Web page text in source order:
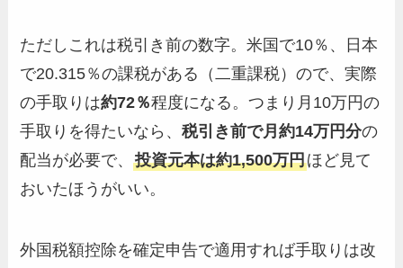
ただしこれは税引き前の数字。米国で10％、日本
で20.315％の課税がある（二重課税）ので、実際
の手取りは約72％程度になる。つまり月10万円の
手取りを得たいなら、税引き前で月約14万円分の
配当が必要で、投資元本は約1,500万円ほど見て
おいたほうがいい。
外国税額控除を確定申告で適用すれば手取りは改